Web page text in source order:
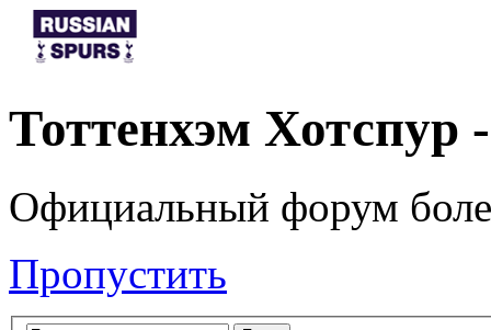
Тоттенхэм
Официальный форум
Пропустить